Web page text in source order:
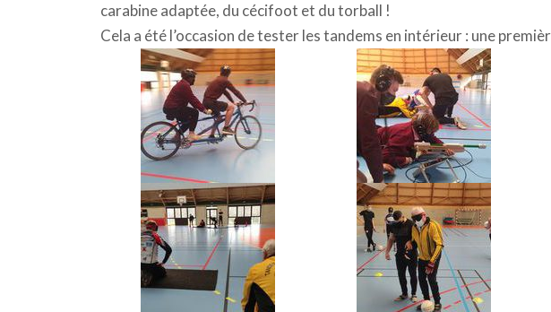
carabine adaptée, du cécifoot et du torball !
Cela a été l’occasion de tester les tandems en intérieur : une